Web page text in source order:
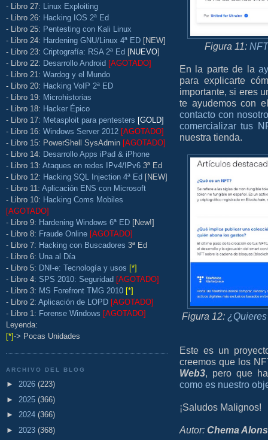
- Libro 27: Linux Exploiting
- Libro 26: Hacking IOS 2ª Ed
- Libro 25: Pentesting con Kali Linux
- Libro 24: Hardening GNU/Linux 4ª ED [NEW]
- Libro 23: Criptografía: RSA 2ª Ed [NUEVO]
- Libro 22: Desarrollo Android [AGOTADO]
- Libro 21: Wardog y el Mundo
- Libro 20: Hacking VoIP 2ª ED
- Libro 19: Microhistorias
- Libro 18: Hacker Épico
- Libro 17: Metasploit para pentesters [GOLD]
- Libro 16: Windows Server 2012 [AGOTADO]
- Libro 15: PowerShell SysAdmin [AGOTADO]
- Libro 14: Desarrollo Apps iPad & iPhone
- Libro 13: Ataques en redes IPv4/IPv6 3ª Ed
- Libro 12: Hacking SQL Injection 4ª Ed [NEW]
- Libro 11: Aplicación ENS con Microsoft
- Libro 10: Hacking Coms Mobiles
[AGOTADO]
- Libro 9: Hardening Windows 6ª ED [New!]
- Libro 8: Fraude Online [AGOTADO]
- Libro 7: Hacking con Buscadores 3ª Ed
- Libro 6: Una al Día
- Libro 5: DNI-e: Tecnología y usos [*]
- Libro 4: SPS 2010: Seguridad [AGOTADO]
- Libro 3: MS Forefront TMG 2010 [*]
- Libro 2: Aplicación de LOPD [AGOTADO]
- Libro 1: Forense Windows [AGOTADO]
Leyenda:
[*]-> Pocas Unidades
ARCHIVO DEL BLOG
► 2026 (223)
► 2025 (366)
► 2024 (366)
► 2023 (368)
Figura 11:
En la parte de la
para explicarte
importante, si eres
te ayudemos con
contacto con
comercializar tus
nuestra tienda.
Figura 12:
Este es un
creemos que los
Web3, pero que
como es nuestro
¡Saludos Malignos!
Autor: Chema